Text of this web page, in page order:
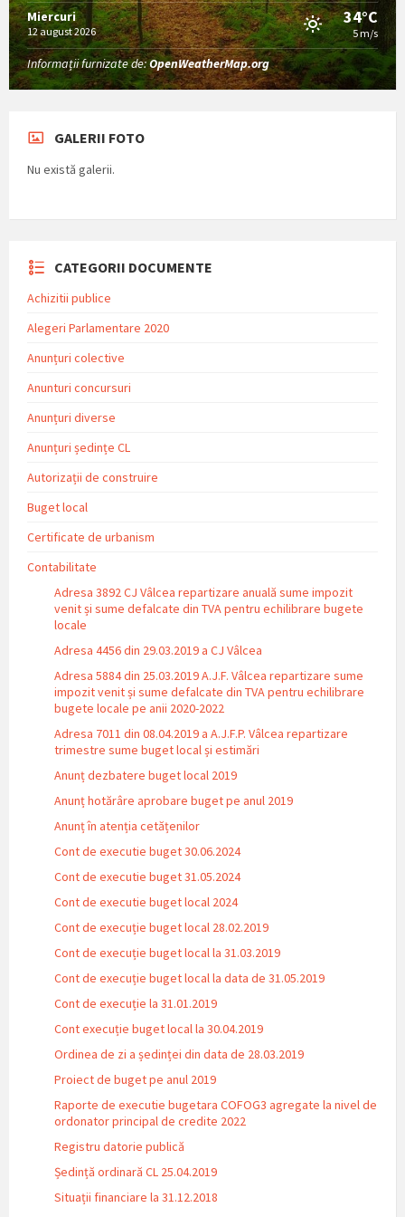
Miercuri
12 august 2026
34°C
5 m/s
Informații furnizate de:OpenWeatherMap.org
GALERII FOTO
Nu există galerii.
CATEGORII DOCUMENTE
Achizitii publice
Alegeri Parlamentare 2020
Anunțuri colective
Anunturi concursuri
Anunțuri diverse
Anunțuri ședințe CL
Autorizații de construire
Buget local
Certificate de urbanism
Contabilitate
Adresa 3892 CJ Vâlcea repartizare anuală sume impozit
venit și sume defalcate din TVA pentru echilibrare bugete
locale
Adresa 4456 din 29.03.2019 a CJ Vâlcea
Adresa 5884 din 25.03.2019 A.J.F. Vâlcea repartizare sume
impozit venit și sume defalcate din TVA pentru echilibrare
bugete locale pe anii 2020-2022
Adresa 7011 din 08.04.2019 a A.J.F.P. Vâlcea repartizare
trimestre sume buget local și estimări
Anunț dezbatere buget local 2019
Anunț hotărâre aprobare buget pe anul 2019
Anunț în atenția cetățenilor
Cont de executie buget 30.06.2024
Cont de executie buget 31.05.2024
Cont de executie buget local 2024
Cont de execuție buget local 28.02.2019
Cont de execuție buget local la 31.03.2019
Cont de execuție buget local la data de 31.05.2019
Cont de execuție la 31.01.2019
Cont execuție buget local la 30.04.2019
Ordinea de zi a ședinței din data de 28.03.2019
Proiect de buget pe anul 2019
Raporte de executie bugetara COFOG3 agregate la nivel de
ordonator principal de credite 2022
Registru datorie publică
Ședință ordinară CL 25.04.2019
Situații financiare la 31.12.2018